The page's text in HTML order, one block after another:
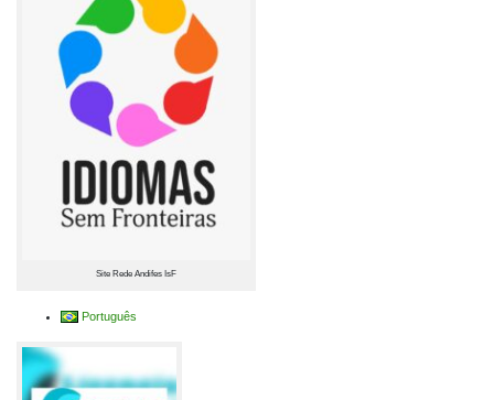
Site Rede Andifes IsF
Português